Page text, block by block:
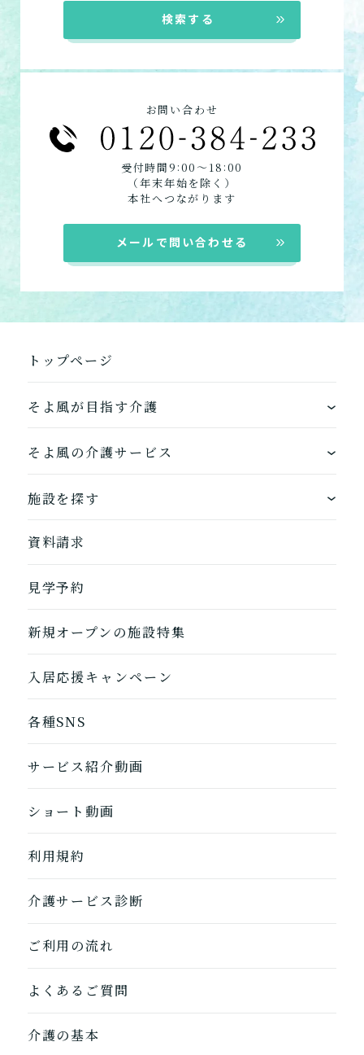
ショートステイ
定期巡回
居宅介護支援
検索する
お問い合わせ
受付時間9 :00〜18 :00
（年末年始を除く）
本社へつながります
メールで問い合わせる
トップページ
そよ風が目指す介護
ワンストップサービス
できるを増やす介護サービス
お客様に選ばれるできたてのお食事
そよ風の介護サービス
ホームに入居する
自宅から通う
自宅に来てもらう
施設を探す
地図から探す
自宅から通う/来てもらう
資料請求
見学予約
新規オープンの施設特集
入居応援キャンペーン
各種SNS
サービス紹介動画
ショート動画
利用規約
介護サービス診断
ご利用の流れ
よくあるご質問
介護の基本